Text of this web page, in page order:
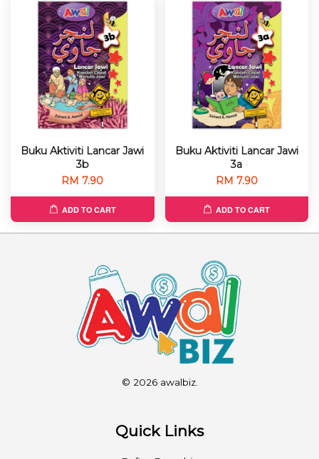
Buku Aktiviti Lancar Jawi
3b
RM 7.90
ADD TO CART
Buku Aktiviti Lancar Jawi
3a
RM 7.90
ADD TO CART
© 2026 awalbiz.
Quick Links